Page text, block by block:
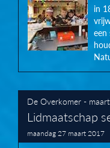
in
een
De Overkomer -
Lidmaatschap
maandag 27 maart 2017